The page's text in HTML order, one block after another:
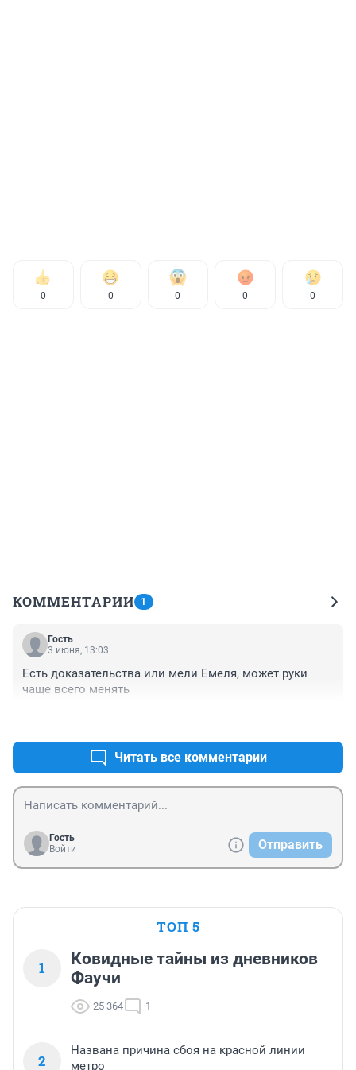
0 0 0 0 0
КОММЕНТАРИИ 1
Гость
3 июня, 13:03
Есть доказательства или мели Емеля, может руки
чаще всего менять
Читать все комментарии
Гость
Войти
Отправить
ТОП 5
1
Ковидные тайны из дневников
Фаучи
25 364 1
2
Названа причина сбоя на красной линии
метро